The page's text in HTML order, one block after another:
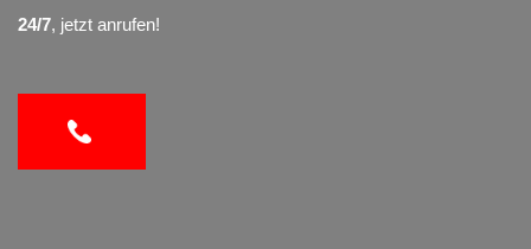
24/7, jetzt anrufen!